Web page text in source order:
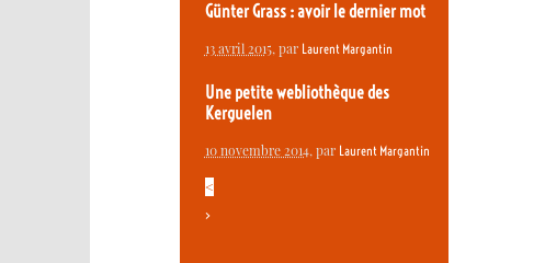
Günter Grass : avoir le dernier mot
13 avril 2015, par Laurent Margantin
Une petite webliothèque des
Kerguelen
10 novembre 2014, par Laurent Margantin
<
>